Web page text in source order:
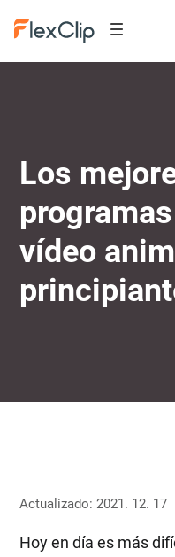
Los
vídeo
Actualizado: 2021. 12. 17
Hoy en día es más